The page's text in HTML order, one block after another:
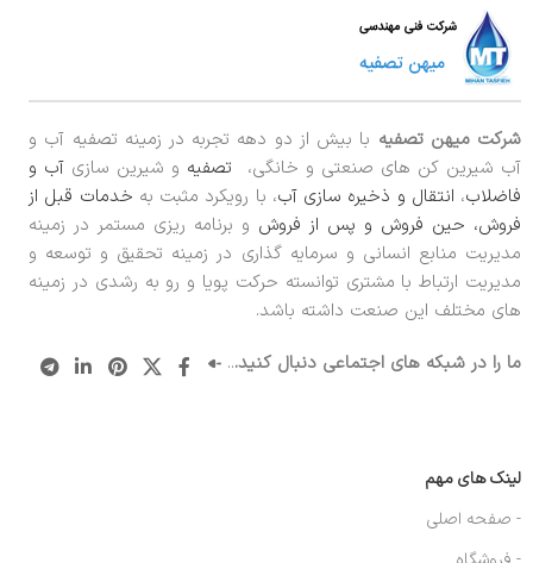
شرکت میهن تصفیه با بیش از دو دهه تجربه در زمینه تصفیه آب و
آب شیرین کن های صنعتی و خانگی،
تصفیه و شیرین سازی آب و
فاضلاب، انتقال و ذخیره سازی آب، با رویکرد مثبت به خدمات قبل از
فروش، حین فروش و پس از فروش و برنامه ریزی مستمر در زمینه
مدیریت منابع انسانی و سرمایه گذاری در زمینه تحقیق و توسعه و
مدیریت ارتباط با مشتری توانسته حرکت پویا و رو به رشدی در زمینه
های مختلف این صنعت داشته باشد.
ما را در شبکه های اجتماعی دنبال کنید...
لینک های مهم
- صفحه اصلی